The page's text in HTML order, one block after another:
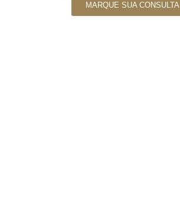
MARQUE SUA CONSULTA